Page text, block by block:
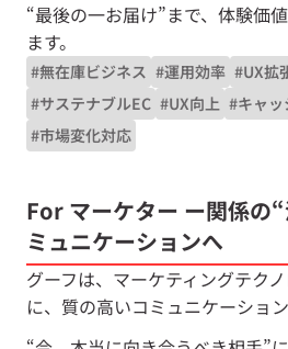
“最後の一お届け”まで、体験価
ます。
#無在庫ビジネス #運用効率 #UX拡
#サステナブルEC #UX向上 #キャ
#市場変化対応
For マーケター ー関係の
ミュニケーションへ
グーフは、マーケティングテク
に、質の高いコミュニケーション